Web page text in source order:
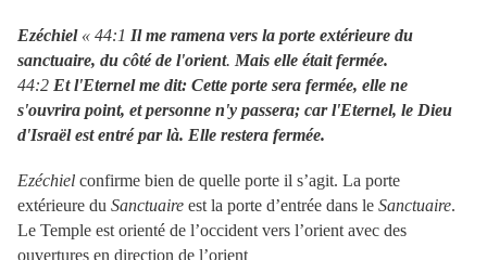
Ezéchiel « 44:1 Il me ramena vers la porte extérieure du
sanctuaire, du côté de l'orient. Mais elle était fermée.
44:2 Et l'Eternel me dit: Cette porte sera fermée, elle ne
s'ouvrira point, et personne n'y passera; car l'Eternel, le Dieu
d'Israël est entré par là. Elle restera fermée.
Ezéchiel confirme bien de quelle porte il s’agit. La porte
extérieure du Sanctuaire est la porte d’entrée dans le Sanctuaire.
Le Temple est orienté de l’occident vers l’orient avec des
ouvertures en direction de l’orient